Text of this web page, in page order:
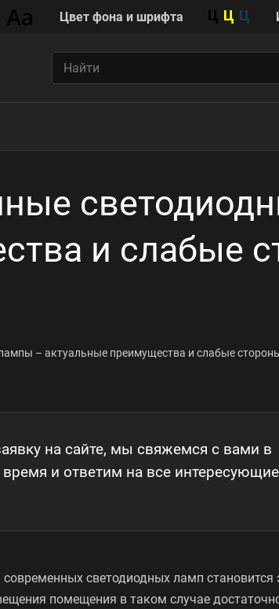
Цвет фона и шрифта
и слабые
– актуальные преимущества и слабые
на сайте, мы свяжемся с вами в
и ответим на все интересующие
светодиодных ламп становится
помещения в таком случае